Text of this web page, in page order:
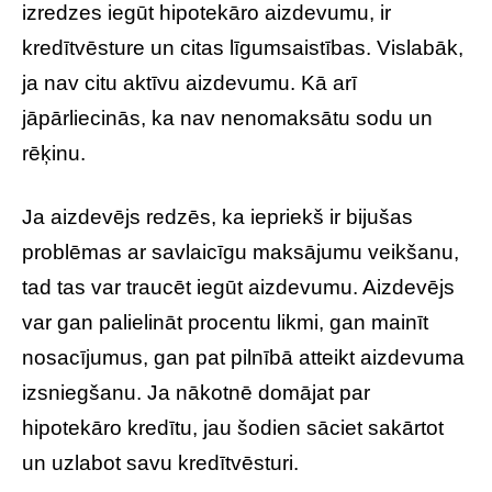
izredzes iegūt hipotekāro aizdevumu, ir
kredītvēsture un citas līgumsaistības. Vislabāk,
ja nav citu aktīvu aizdevumu. Kā arī
jāpārliecinās, ka nav nenomaksātu sodu un
rēķinu.
Ja aizdevējs redzēs, ka iepriekš ir bijušas
problēmas ar savlaicīgu maksājumu veikšanu,
tad tas var traucēt iegūt aizdevumu. Aizdevējs
var gan palielināt procentu likmi, gan mainīt
nosacījumus, gan pat pilnībā atteikt aizdevuma
izsniegšanu. Ja nākotnē domājat par
hipotekāro kredītu, jau šodien sāciet sakārtot
un uzlabot savu kredītvēsturi.